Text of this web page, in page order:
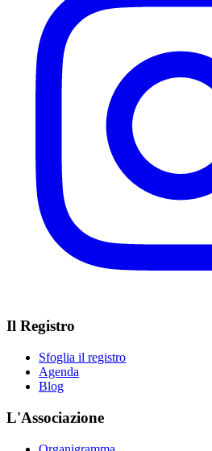
Il Registro
Sfoglia il registro
Agenda
Blog
L'Associazione